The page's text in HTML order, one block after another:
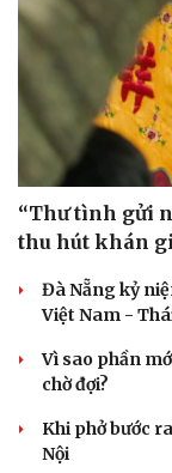
Du lịch
Tư vấn
“Thư tình gửi
thu hút khán
Đà Nẵng kỷ
Việt Nam -
Vì sao phần
chờ đợi?
Khi phở bước
Nội